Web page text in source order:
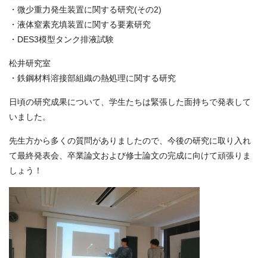
・微少重力発生装置に関する研究(その2)
・液体窒素充填装置に関する要素研究
・DES3模型タンク排液試験
松井研究室
・鉄鋼材料溶接部組織の熱処理に関する研究
日頃の研究成果について、学生たちは緊張した面持ちで発表して
いました。
先生方から多くの質問がありましたので、今後の研究に取り入れ
て最終発表会、卒業論文および修士論文の完成に向けて頑張りま
しょう！